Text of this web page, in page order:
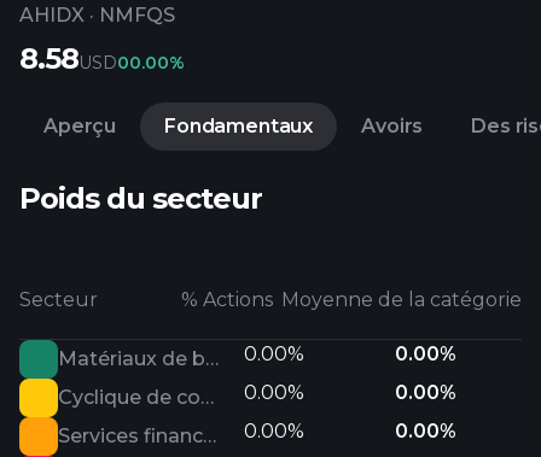
AHIDX · NMFQS
8.58USD00.00%
Aperçu Fondamentaux Avoirs Des
Poids du secteur
Secteur % Actions Moyenne de la catégorie
Matériaux de base 0.00%
0.00%
Cyclique de consommation
0.00%
0.00%
Services financiers
0.00%
0.00%